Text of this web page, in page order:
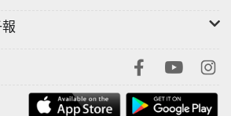
己做好功課安排行程。高效率而且
需要的基本旅遊、交通等資訊，讓
伴旅書系最具特色的滿載資訊。書